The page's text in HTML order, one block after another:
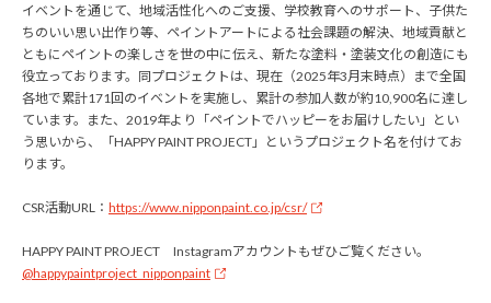
イベントを通じて、地域活性化へのご支援、学校教育へのサポート、子供た
ちのいい思い出作り等、ペイントアートによる社会課題の解決、地域貢献と
ともにペイントの楽しさを世の中に伝え、新たな塗料・塗装文化の創造にも
役立っております。同プロジェクトは、現在（2025年3月末時点）まで全国
各地で累計171回のイベントを実施し、累計の参加人数が約10,900名に達し
ています。また、2019年より「ペイントでハッピーをお届けしたい」とい
う思いから、「HAPPY PAINT PROJECT」というプロジェクト名を付けてお
ります。
CSR活動URL： https://www.nipponpaint.co.jp/csr/
HAPPY PAINT PROJECT Instagramアカウントもぜひご覧ください。
@happypaintproject_nipponpaint